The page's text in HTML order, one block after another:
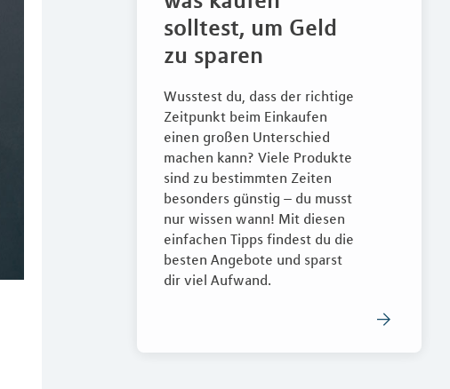
solltest, um Geld
zu sparen
Wusstest du, dass der richtige
Zeitpunkt beim Einkaufen
einen großen Unterschied
machen kann? Viele Produkte
sind zu bestimmten Zeiten
besonders günstig – du musst
nur wissen wann! Mit diesen
einfachen Tipps findest du die
besten Angebote und sparst
dir viel Aufwand.